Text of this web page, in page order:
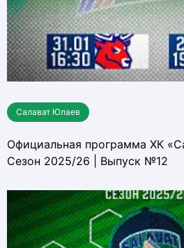
Салават Юлаев
Официальная программа ХК
Сезон 2025/26 | Выпуск №12